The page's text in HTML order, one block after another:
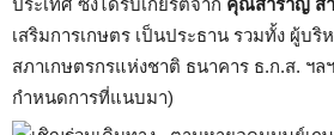
ประเทศ ซึ่งได้รับเกียรติจาก คุณสำราญ ส
เสริมการเกษตร เป็นประธาน รวมทั้ง ผู้บริ
สภาเกษตรกรแห่งชาติ ธนาคาร ธ.ก.ส. ฯล
กำหนดการที่แนบมา)